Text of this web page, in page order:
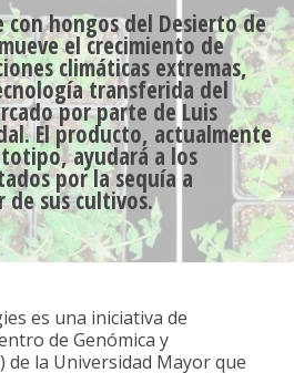
hongos del Desierto de
el crecimiento de
climáticas extremas,
transferida del
por parte de Luis
El producto, actualmente
ayudará a los
por la sequía a
sus cultivos.
es una iniciativa de
de Genómica y
) de la Universidad Mayor que